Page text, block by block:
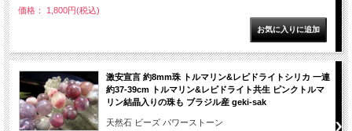
価格： 1,800円(税込)
激安宣言 約8mm珠 トルマリン&レピドライトシリカ 一連
約37-39cm トルマリン&レピドライト共生 ピンクトルマ
リン結晶入りの珠も ブラジル産 geki-sak
天然石 ビーズ パワーストーン